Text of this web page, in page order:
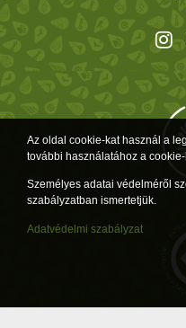
Az oldal cookie-kat használ a
további használatához a
Személyes adatai védelméről
szabályzatban ismertetjük.
Adatvédelmi szabályzat